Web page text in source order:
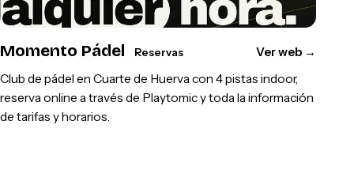
Momento Pádel Reservas Ver web →
Club de pádel en Cuarte de Huerva con 4 pistas indoor,
reserva online a través de Playtomic y toda la información
de tarifas y horarios.